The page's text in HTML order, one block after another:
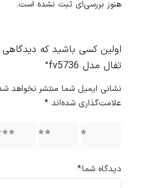
هنوز بررسی‌ای ثبت نشده است.
اولین کسی باشید که
تفال مدل fv5736”
نشانی ایمیل شما منتشر نخواهد
علامت‌گذاری شده‌اند *
۳ از ۵
دیدگاه شما*